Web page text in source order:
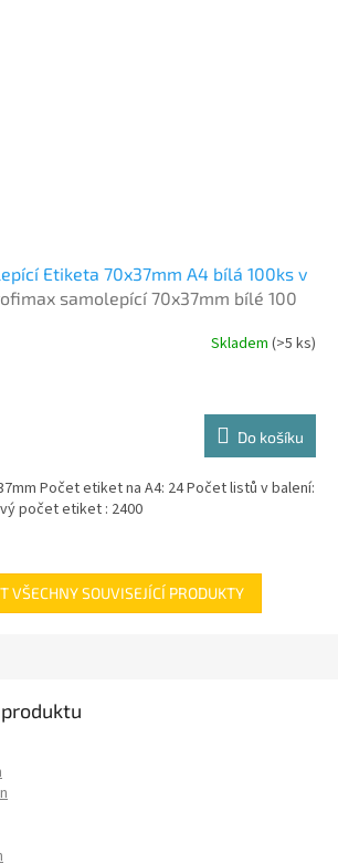
Etiketa 70x37mm A4 bílá 100ks v
samolepící 70x37mm bílé 100
Skladem (>5 ks)
Do košíku
Počet etiket na A4: 24 Počet listů v balení:
počet etiket : 2400
VŠECHNY SOUVISEJÍCÍ PRODUKTY